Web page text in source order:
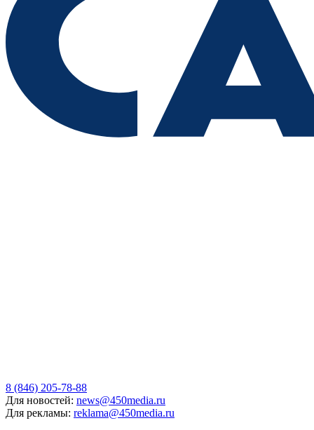
8 (846) 205-78-88
Для новостей: news@450media.ru
Для рекламы: reklama@450media.ru